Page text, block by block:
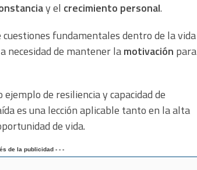
y el crecimiento personal.
fundamentales dentro de la vida
necesidad de mantener lamotivación para
de resiliencia y capacidad de
es una lección aplicable tanto en la alta
de vida.
de la publicidad - - -